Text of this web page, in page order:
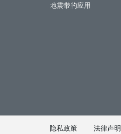
地震带的应用
隐私政策 法律声明